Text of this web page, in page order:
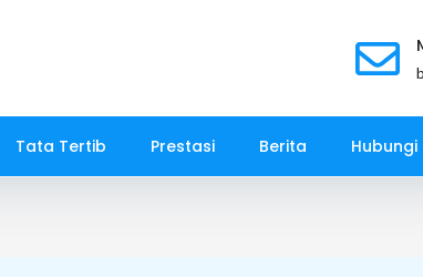
Tata Tertib Prestasi Berita Hubungi